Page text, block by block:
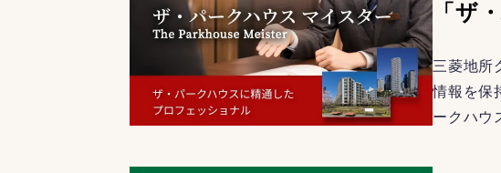
「ザ
三菱地所
情報を保
ークハウ